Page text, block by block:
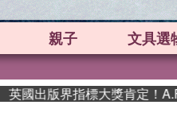
親子 文具選
出版界指標大獎肯定！A.F.